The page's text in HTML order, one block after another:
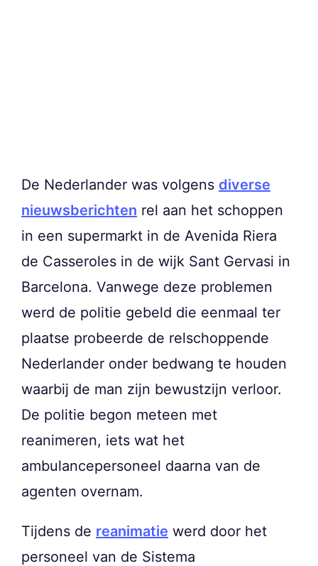
De Nederlander was volgens diverse
nieuwsberichten rel aan het schoppen
in een supermarkt in de Avenida Riera
de Casseroles in de wijk Sant Gervasi in
Barcelona. Vanwege deze problemen
werd de politie gebeld die eenmaal ter
plaatse probeerde de relschoppende
Nederlander onder bedwang te houden
waarbij de man zijn bewustzijn verloor.
De politie begon meteen met
reanimeren, iets wat het
ambulancepersoneel daarna van de
agenten overnam.
Tijdens de reanimatie werd door het
personeel van de Sistema